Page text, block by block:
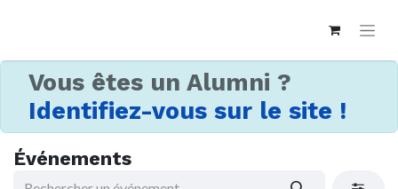
Vous êtes un Alumni ?
Identifiez-vous sur le site !
Événements